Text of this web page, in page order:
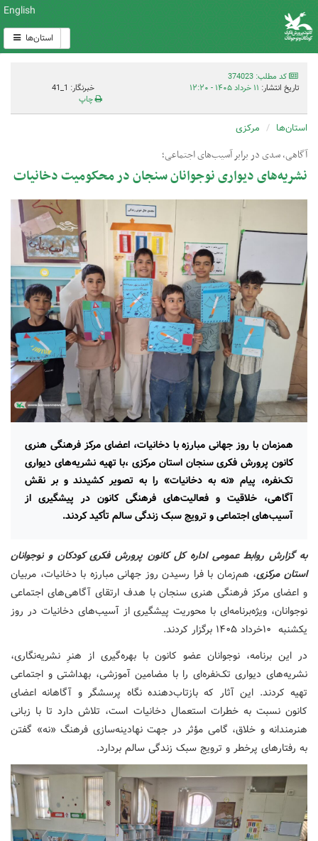
English
استان‌ها
کد مطلب: 374023
تاریخ انتشار: ۱۱ خرداد ۱۴۰۵ - ۱۲:۲۰
خبرنگار: 1_41
چاپ
استان‌ها مرکزی
آگاهی، سدی در برابر آسیب‌های اجتماعی؛
نشریه‌های دیواری نوجوانان سنجان در محکومیت دخانیات
همزمان با روز جهانی مبارزه با دخانیات، اعضای مرکز فرهنگی هنری
کانون پرورش فکری سنجان استان مرکزی ،با تهیه نشریه‌های دیواری
تک‌نفره، پیام «نه به دخانیات» را به تصویر کشیدند و بر نقش
آگاهی، خلاقیت و فعالیت‌های فرهنگی کانون در پیشگیری از
آسیب‌های اجتماعی و ترویج سبک زندگی سالم تأکید کردند.
به گزارش روابط عمومی اداره کل کانون پرورش فکری کودکان و نوجوانان
استان مرکزی، هم‌زمان با فرا رسیدن روز جهانی مبارزه با دخانیات، مربیان
و اعضای مرکز فرهنگی هنری سنجان با هدف ارتقای آگاهی‌های اجتماعی
نوجوانان، ویژه‌برنامه‌ای با محوریت پیشگیری از آسیب‌های دخانیات در روز
یکشنبه ۱۰خرداد ۱۴۰۵ برگزار کردند.
در این برنامه، نوجوانان عضو کانون با بهره‌گیری از هنرِ نشریه‌نگاری،
نشریه‌های دیواری تک‌نفره‌ای را با مضامین آموزشی، بهداشتی و اجتماعی
تهیه کردند. این آثار که بازتاب‌دهنده نگاه پرسشگر و آگاهانه اعضای
کانون نسبت به خطرات استعمال دخانیات است، تلاش دارد تا با زبانی
هنرمندانه و خلاق، گامی مؤثر در جهت نهادینه‌سازی فرهنگ «نه» گفتن
به رفتارهای پرخطر و ترویج سبک زندگی سالم بردارد.